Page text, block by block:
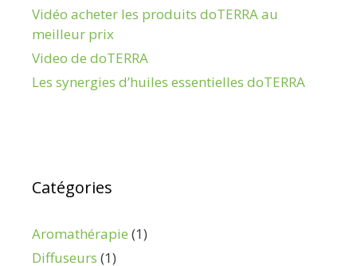
Vidéo acheter les produits doTERRA au
meilleur prix
Video de doTERRA
Les synergies d’huiles essentielles doTERRA
Catégories
Aromathérapie (1)
Diffuseurs (1)